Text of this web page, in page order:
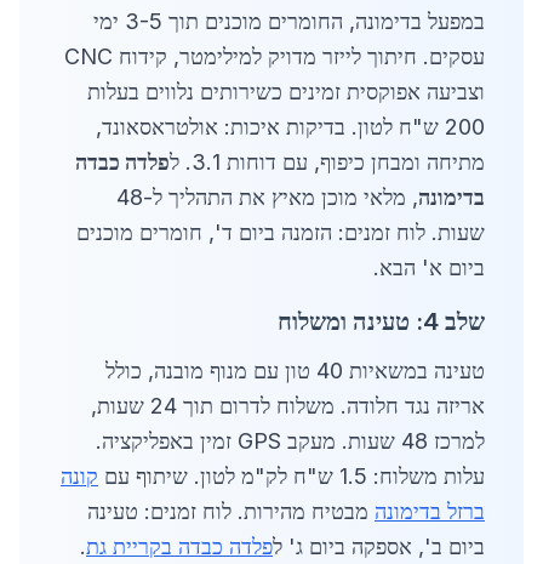
במפעל בדימונה, החומרים מוכנים תוך 3-5 ימי
עסקים. חיתוך לייזר מדויק למילימטר, קידוח CNC
וצביעה אפוקסית זמינים כשירותים נלווים בעלות
200 ש"ח לטון. בדיקות איכות: אולטראסאונד,
מתיחה ומבחן כיפוף, עם דוחות 3.1. ל
פלדה כבדה
בדימונה
, מלאי מוכן מאיץ את התהליך ל-48
שעות. לוח זמנים: הזמנה ביום ד', חומרים מוכנים
ביום א' הבא.
שלב 4: טעינה ומשלוח
טעינה במשאיות 40 טון עם מנוף מובנה, כולל
אריזה נגד חלודה. משלוח לדרום תוך 24 שעות,
למרכז 48 שעות. מעקב GPS זמין באפליקציה.
עלות משלוח: 1.5 ש"ח לק"מ לטון. שיתוף עם
קונה
ברזל בדימונה מבטיח מהירות. לוח זמנים: טעינה
ביום ב', אספקה ביום ג' לפלדה כבדה בקריית גת.